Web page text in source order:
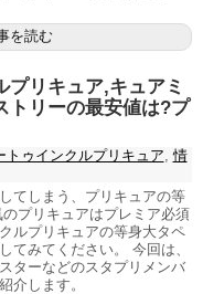
を読む
プリキュア,キュアミ
トリーの最安値は?プ
トゥインクルプリキュア ,情
てしまう、プリキュアの等
プリキュアはプレミア必須
ルプリキュアの等身大タペ
てみてください。 今回は、
ターなどのスタプリメンバ
介します。